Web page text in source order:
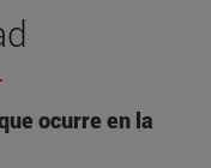
ocurre en la